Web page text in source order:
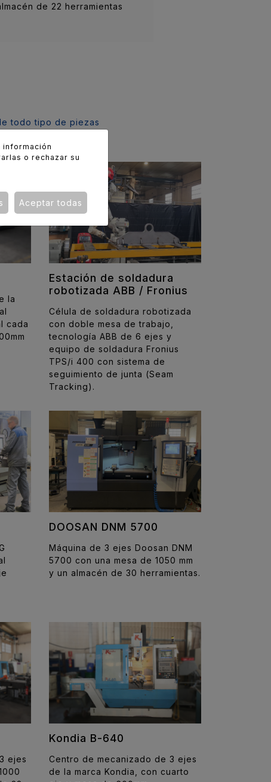
de 22 herramientas
todo tipo de piezas
la
cada
Estación de soldadura
robotizada ABB / Fronius
Célula de soldadura robotizada
con doble mesa de trabajo,
tecnología ABB de 6 ejes y
equipo de soldadura Fronius
TPS/i 400 con sistema de
seguimiento de junta (Seam
Tracking).
DOOSAN DNM 5700
Máquina de 3 ejes Doosan DNM
5700 con una mesa de 1050 mm
y un almacén de 30 herramientas.
ejes
Kondia B-640
Centro de mecanizado de 3 ejes
de la marca Kondia, con cuarto
o rechazar su
Aceptar todas